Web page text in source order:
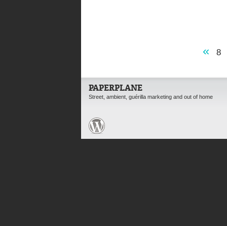
« 8
PAPERPLANE
Street, ambient, guérilla marketing and out of home